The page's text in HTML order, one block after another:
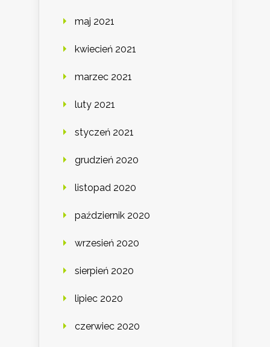
maj 2021
kwiecień 2021
marzec 2021
luty 2021
styczeń 2021
grudzień 2020
listopad 2020
październik 2020
wrzesień 2020
sierpień 2020
lipiec 2020
czerwiec 2020